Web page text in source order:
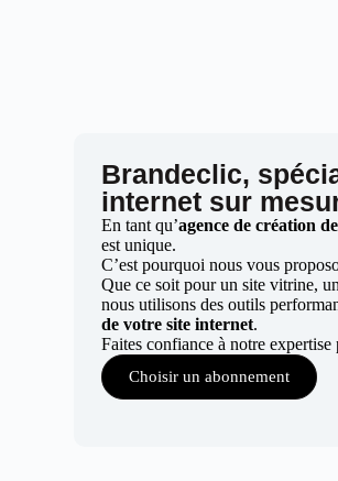
Brandeclic,
internet sur
En tant qu’agence de création
est unique.
C’est pourquoi nous vous
Que ce soit pour un site vitrine,
nous utilisons des outils
de votre site internet.
Faites confiance à notre
Choisir un abonnement